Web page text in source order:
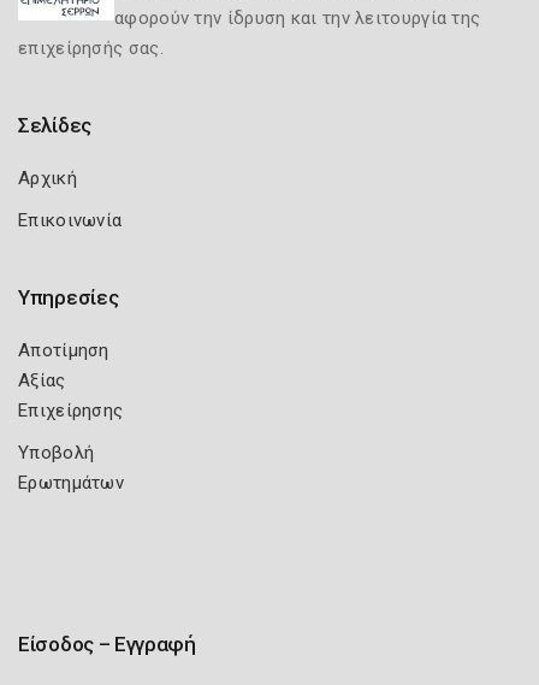
αφορούν την ίδρυση και την λειτουργία της
επιχείρησής σας.
Σελίδες
Αρχική
Επικοινωνία
Υπηρεσίες
Αποτίμηση
Αξίας
Επιχείρησης
Υποβολή
Ερωτημάτων
Είσοδος – Εγγραφή